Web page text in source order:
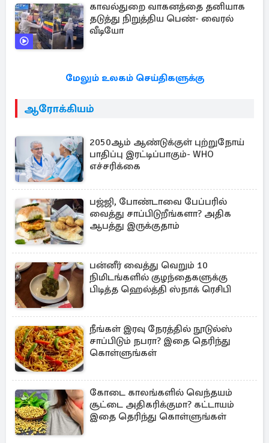
காவல்துறை வாகனத்தை தனியாக
தடுத்து நிறுத்திய பெண்- வைரல்
வீடியோ
மேலும் உலகம் செய்திகளுக்கு
ஆரோக்கியம்
2050ஆம் ஆண்டுக்குள் புற்றுநோய்
பாதிப்பு இரட்டிப்பாகும்- WHO
எச்சரிக்கை
பஜ்ஜி, போண்டாவை பேப்பரில்
வைத்து சாப்பிடுறீங்களா? அதிக
ஆபத்து இருக்குதாம்
பன்னீர் வைத்து வெறும் 10
நிமிடங்களில் குழந்தைகளுக்கு
பிடித்த ஹெல்த்தி ஸ்நாக் ரெசிபி
நீங்கள் இரவு நேரத்தில் நூடுல்ஸ்
சாப்பிடும் நபரா? இதை தெரிந்து
கொள்ளுங்கள்
கோடை காலங்களில் வெந்தயம்
சூட்டை அதிகரிக்குமா? கட்டாயம்
இதை தெரிந்து கொள்ளுங்கள்